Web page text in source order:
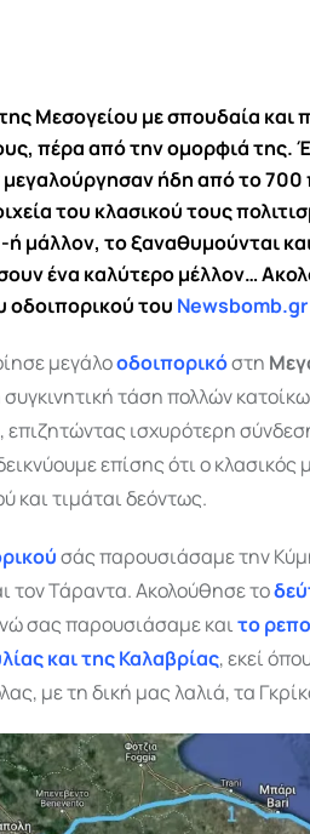
Μεσογείου με σπουδαία και
πέρα από την ομορφιά της.
μεγαλούργησαν ήδη από το
του κλασικού τους
-ή μάλλον, το ξαναθυμούνται
ένα καλύτερο μέλλον…
οδοιπορικού του Newsbomb.gr
μεγάλοοδοιπορικόστη
τάση πολλών
επιζητώντας ισχυρότερη
επίσης ότι ο κλασικός
και τιμάται δεόντως.
σάς παρουσιάσαμε την
τον Τάραντα. Ακολούθησε το
σας παρουσιάσαμε καιτο
και της Καλαβρίας, εκεί
με τη δική μας λαλιά, τα